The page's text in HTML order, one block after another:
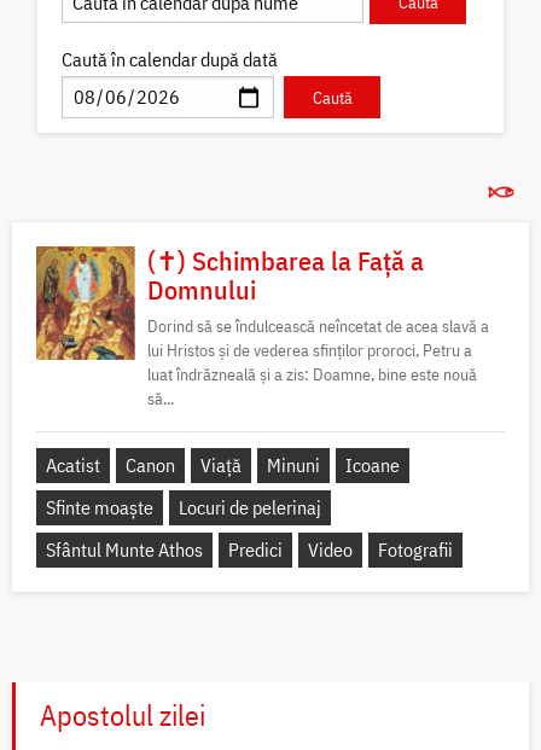
Caută în calendar după dată
(✝) Schimbarea la Față a
Domnului
Dorind să se îndulcească neîncetat de acea slavă a
lui Hristos și de vederea sfinților proroci, Petru a
luat îndrăzneală și a zis: Doamne, bine este nouă
să...
Acatist Canon Viață Minuni
Icoane
Sfinte moaște
Locuri de pelerinaj
Sfântul Munte Athos
Predici Video Fotografii
Apostolul zilei